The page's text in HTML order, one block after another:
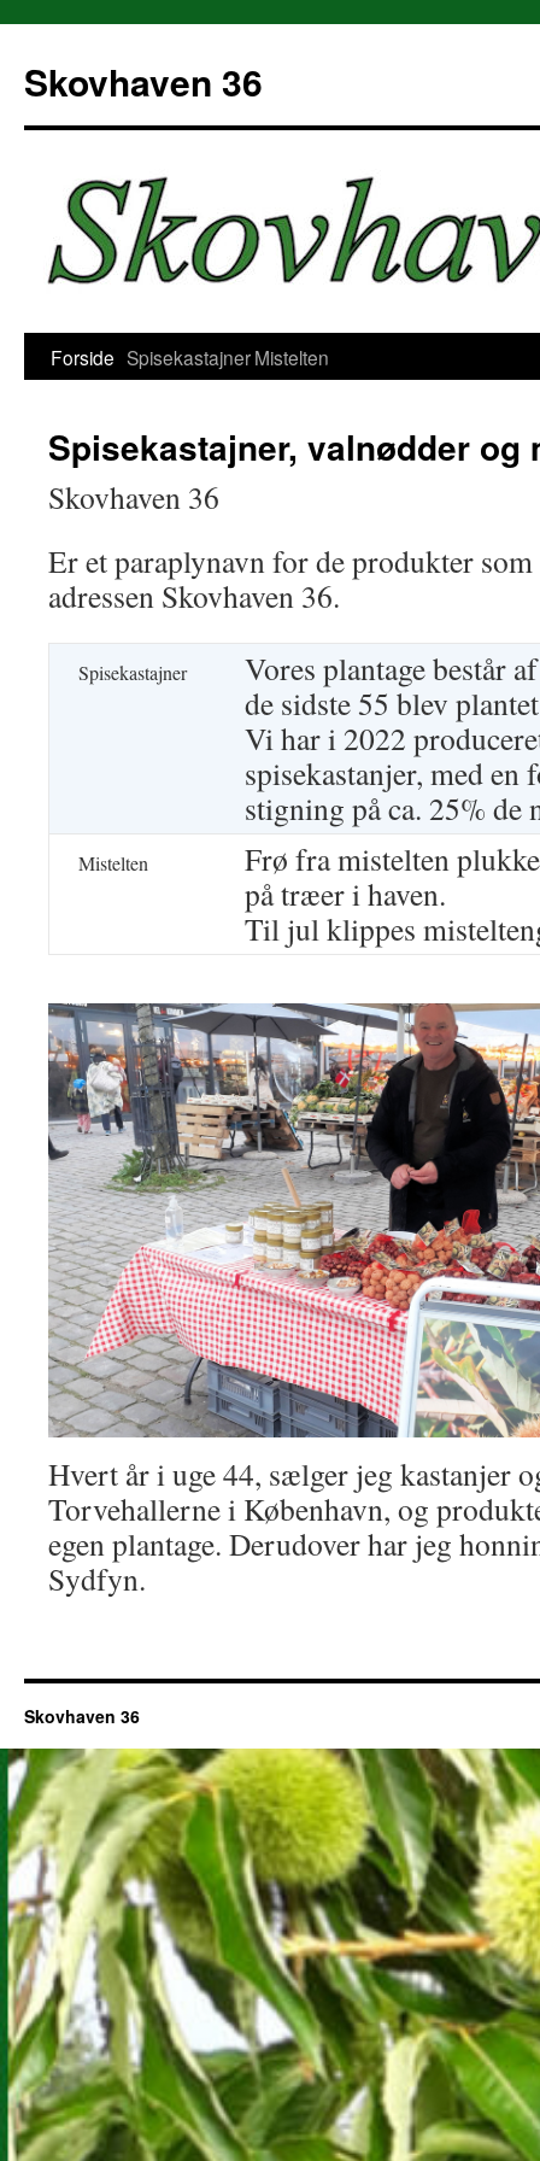
indhold
Skovhaven 36
Forside SpisekastajnerMistelten
Spisekastajner, valnødder og
Skovhaven 36
Er et paraplynavn for de produkter
adressen Skovhaven 36.
Spisekastajner
Vores plantage består
de sidste 55 blev
Vi har i 2022
spisekastanjer, med en
stigning på ca. 25% de
Mistelten
Frø fra mistelten
på træer i haven.
Til jul klippes
Hvert år i uge 44, sælger jeg kastanjer
Torvehallerne i København, og
egen plantage. Derudover har jeg
Sydfyn.
Skovhaven 36